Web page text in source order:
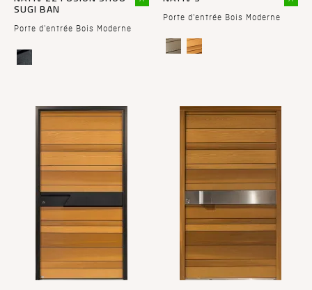
SUGI BAN
Porte d'entrée Bois Moderne
Porte d'entrée Bois Moderne